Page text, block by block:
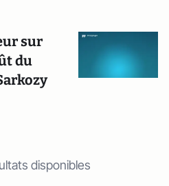
sur
du
disponibles